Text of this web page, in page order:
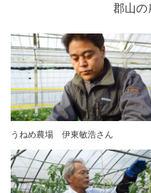
郡山の
うねめ農場 伊東敏浩さん